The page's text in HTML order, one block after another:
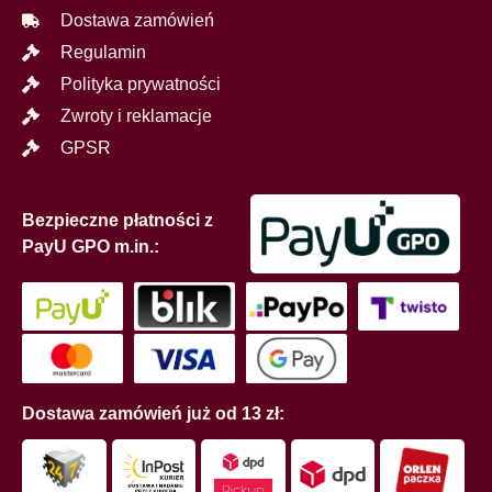
Dostawa zamówień
Regulamin
Polityka prywatności
Zwroty i reklamacje
GPSR
Bezpieczne płatności z
PayU GPO m.in.:
Dostawa zamówień już od 13 zł: